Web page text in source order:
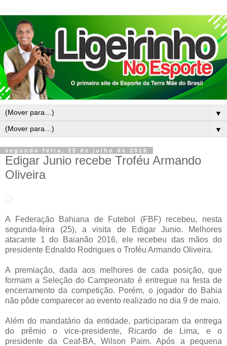
▼
▼
segunda-feira, 25 de julho de 2016
Edigar Junio recebe Troféu Armando
Oliveira
A Federação Bahiana de Futebol (FBF) recebeu, nesta
segunda-feira (25), a visita de Edigar Junio. Melhores
atacante 1 do Baianão 2016, ele recebeu das mãos do
presidente Ednaldo Rodrigues o Troféu Armando Oliveira.
A premiação, dada aos melhores de cada posição, que
formam a Seleção do Campeonato é entregue na festa de
encerramento da competição. Porém, o jogador do Bahia
não pôde comparecer ao evento realizado no dia 9 de maio.
Além do mandatário da entidade, participaram da entrega
do prêmio o vice-presidente, Ricardo de Lima, e o
presidente da Ceaf-BA, Wilson Paim. Após a pequena